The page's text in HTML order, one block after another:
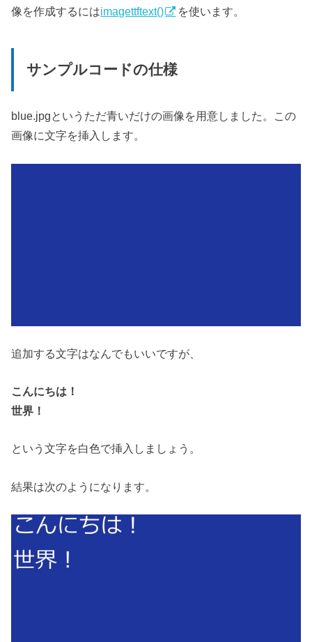
像を作成するにはimagettftext() を使います。
サンプルコードの仕様
blue.jpgというただ青いだけの画像を用意しました。この
画像に文字を挿入します。
追加する文字はなんでもいいですが、
こんにちは！
世界！
という文字を白色で挿入しましょう。
結果は次のようになります。